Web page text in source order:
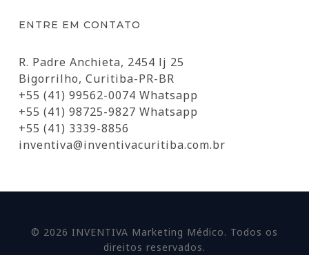
ENTRE EM CONTATO
R. Padre Anchieta, 2454 lj 25
Bigorrilho, Curitiba-PR-BR
+55 (41) 99562-0074 Whatsapp
+55 (41) 98725-9827 Whatsapp
+55 (41) 3339-8856
inventiva@inventivacuritiba.com.br
© 2026 INVENTIVA Marketing Médico. Todos os
direitos reservados.